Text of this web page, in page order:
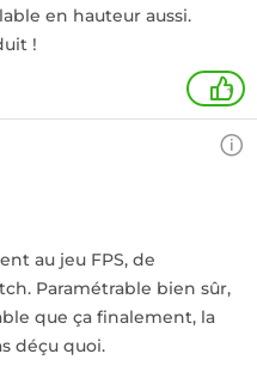
en hauteur aussi.
!
+
au jeu FPS, de
Paramétrable bien sûr,
que ça finalement, la
déçu quoi.